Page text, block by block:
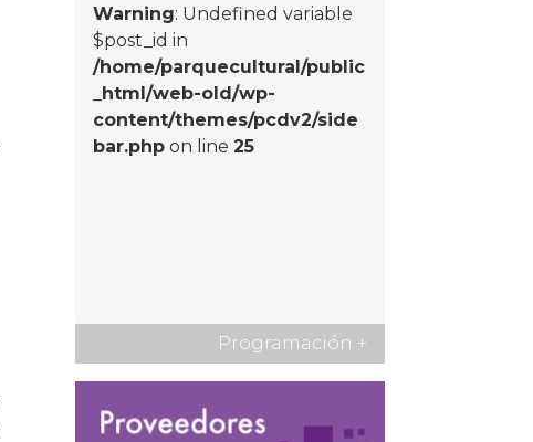
Warning: Undefined variable
$post_id in
/home/parquecultural/public
_html/web-old/wp-
content/themes/pcdv2/side
bar.php on line25
Programación +